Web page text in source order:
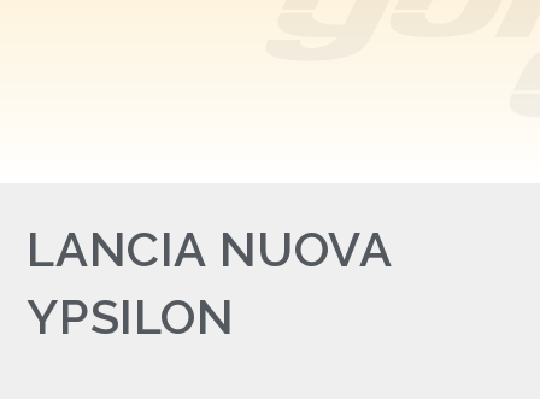
LANCIA NUOVA
YPSILON